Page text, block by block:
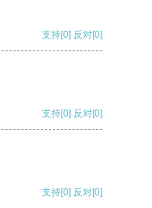
支持[0] 反对[0]
支持[0] 反对[0]
支持[0] 反对[0]